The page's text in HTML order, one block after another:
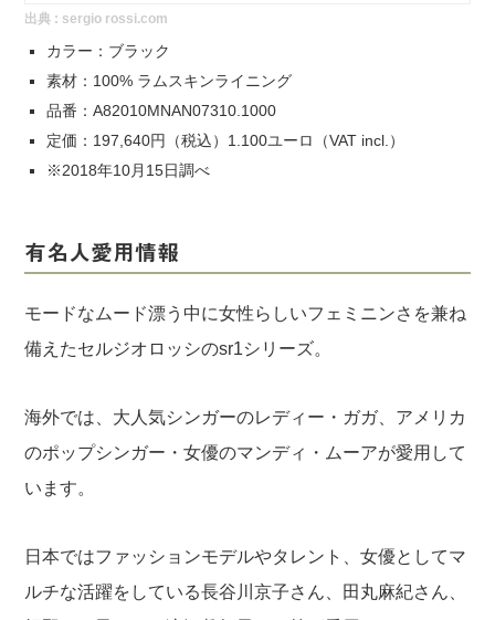
出典 : sergio rossi.com
カラー：ブラック
素材：100% ラムスキンライニング
品番：A82010MNAN07310.1000
定価：197,640円（税込）1.100ユーロ（VAT incl.）
※2018年10月15日調べ
有名人愛用情報
モードなムード漂う中に女性らしいフェミニンさを兼ね
備えたセルジオロッシのsr1シリーズ。
海外では、大人気シンガーのレディー・ガガ、アメリカ
のポップシンガー・女優のマンディ・ムーアが愛用して
います。
日本ではファッションモデルやタレント、女優としてマ
ルチな活躍をしている長谷川京子さん、田丸麻紀さん、